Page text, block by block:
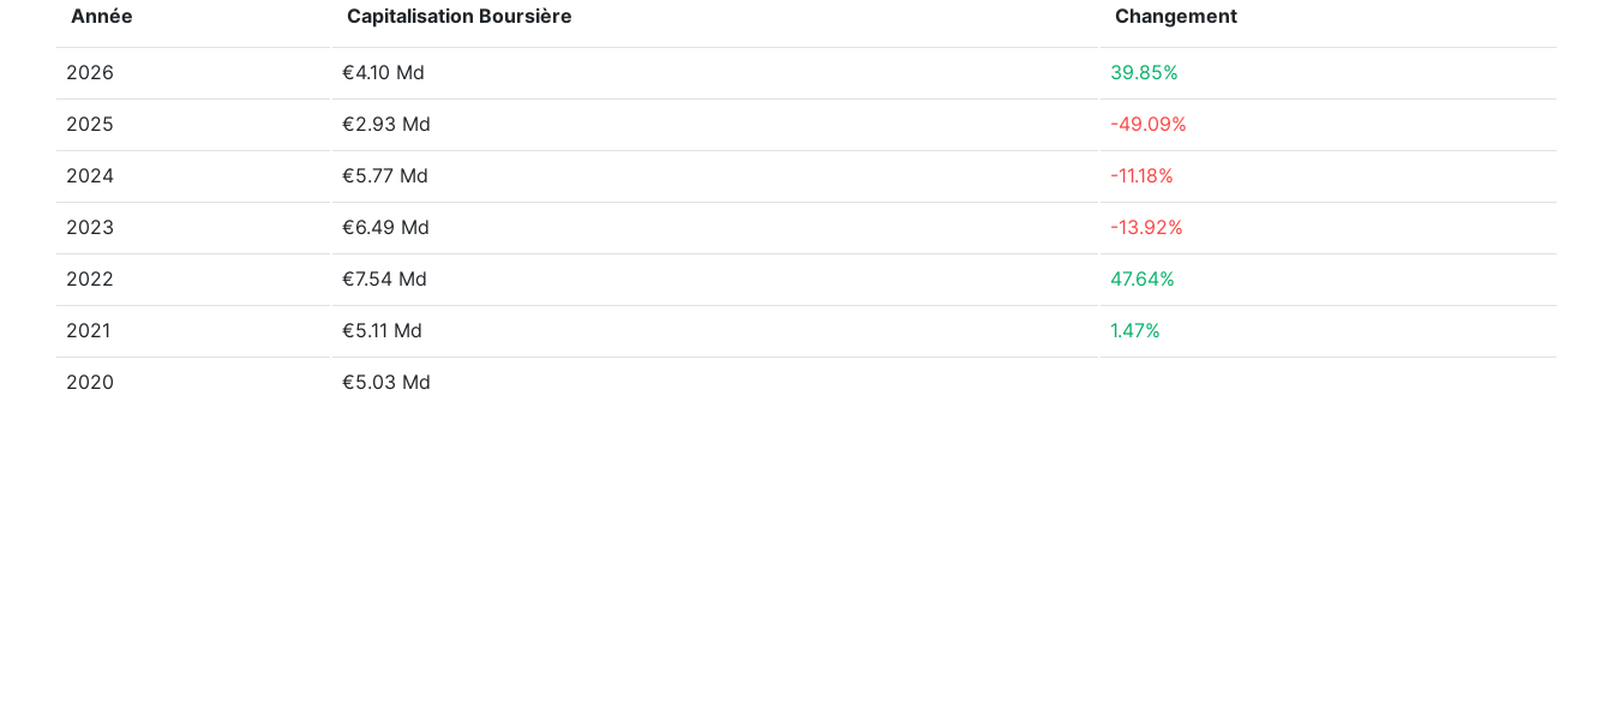
Année Capitalisation Boursière Changement
2026 €4.10 Md 39.85%
2025 €2.93 Md -49.09%
2024 €5.77 Md -11.18%
2023 €6.49 Md -13.92%
2022 €7.54 Md 47.64%
2021 €5.11 Md 1.47%
2020 €5.03 Md